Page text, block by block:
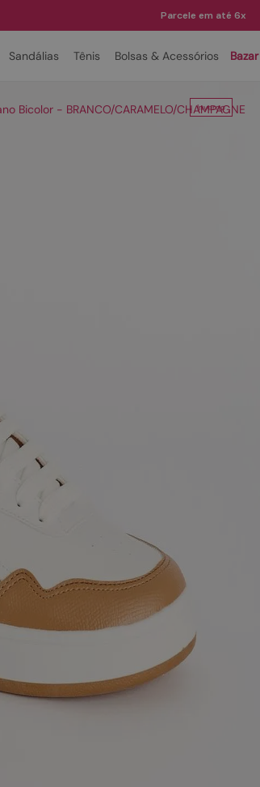
Parcele em até 6x
Sandálias Tênis Bolsas & Acessórios Bazar
Bicolor - BRANCO/CARAMELO/CHAMPAGNE
Inverno